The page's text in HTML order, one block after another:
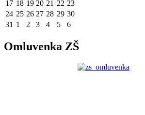
17 18 19 20 21 22 23
24 25 26 27 28 29 30
31 1 2 3 4 5 6
Omluvenka ZŠ